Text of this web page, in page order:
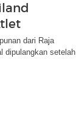
dari Raja
dipulangkan setelah